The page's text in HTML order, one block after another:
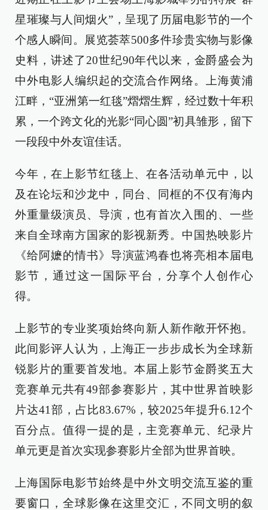
星璀璨与人间烟火”，呈现了历届电影节的一个
个感人瞬间。展览荟萃500多件珍贵实物与影像
史料，讲述了20世纪90年代以来，金爵盛会为
中外电影人编织起的交流合作网络。上海黄浦
江畔，“亚洲第一红毯”熠熠生辉，经过数十年积
累，一个跨文化的光影“同心圆”初具雏形，留下
一段段中外友谊佳话。
今年，在上影节红毯上、在各活动单元中，以
及在论坛和沙龙中，同台、同框的不仅有海内
外重量级演员、导演，也有首次入围的、一些
来自全球南方国家的影视新秀。中国热映影片
《给阿嬷的情书》导演蓝鸿春也将亮相本届电
影节，通过这一国际平台，分享个人创作心
得。
上影节的专业奖项始终向新人新作敞开怀抱。
此间影评人认为，上海正一步步成长为全球新
锐影片的重要首发地。本届上影节金爵奖五大
竞赛单元共有49部参赛影片，其中世界首映影
片达41部，占比83.67%，较2025年提升6.12个
百分点。值得一提的是，主竞赛单元、纪录片
单元更是首次实现参赛影片全部为世界首映。
上海国际电影节始终是中外文明交流互鉴的重
要窗口，全球影像在这里交汇，不同文明的叙